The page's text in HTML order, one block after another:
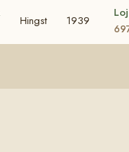
Hingst 1939